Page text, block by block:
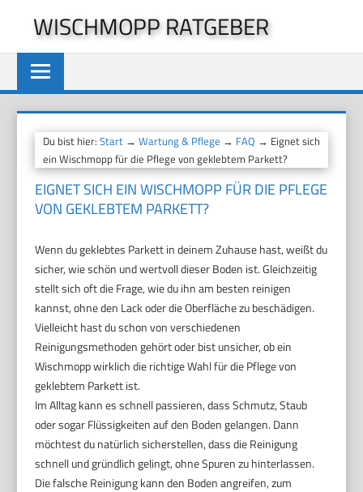
springen
WISCHMOPP RATGEBER
Du bist hier:Start →Wartung & Pflege → FAQ → Eignet sich
ein Wischmopp für die Pflege von geklebtem Parkett?
EIGNET SICH EIN WISCHMOPP FÜR DIE PFLEGE
VON GEKLEBTEM PARKETT?
Wenn du geklebtes Parkett in deinem Zuhause hast, weißt du
sicher, wie schön und wertvoll dieser Boden ist. Gleichzeitig
stellt sich oft die Frage, wie du ihn am besten reinigen
kannst, ohne den Lack oder die Oberfläche zu beschädigen.
Vielleicht hast du schon von verschiedenen
Reinigungsmethoden gehört oder bist unsicher, ob ein
Wischmopp wirklich die richtige Wahl für die Pflege von
geklebtem Parkett ist.
Im Alltag kann es schnell passieren, dass Schmutz, Staub
oder sogar Flüssigkeiten auf den Boden gelangen. Dann
möchtest du natürlich sicherstellen, dass die Reinigung
schnell und gründlich gelingt, ohne Spuren zu hinterlassen.
Die falsche Reinigung kann den Boden angreifen, zum